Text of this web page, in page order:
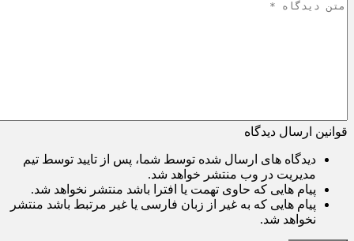
قوانین ارسال دیدگاه
دیدگاه های ارسال شده توسط شما، پس از تایید توسط تیم
مدیریت در وب منتشر خواهد شد.
پیام هایی که حاوی تهمت یا افترا باشد منتشر نخواهد شد.
پیام هایی که به غیر از زبان فارسی یا غیر مرتبط باشد منتشر
نخواهد شد.